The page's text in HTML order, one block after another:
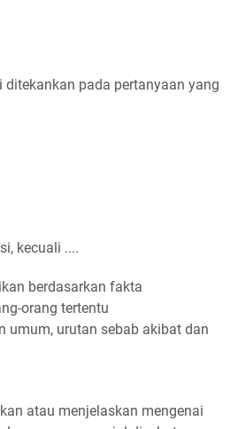
ditekankan pada pertanyaan yang
kecuali ....
berdasarkan fakta
orang tertentu
umum, urutan sebab akibat dan
atau menjelaskan mengenai